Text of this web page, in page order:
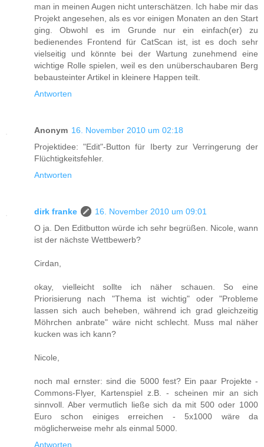
man in meinen Augen nicht unterschätzen. Ich habe mir das
Projekt angesehen, als es vor einigen Monaten an den Start
ging. Obwohl es im Grunde nur ein einfach(er) zu
bedienendes Frontend für CatScan ist, ist es doch sehr
vielseitig und könnte bei der Wartung zunehmend eine
wichtige Rolle spielen, weil es den unüberschaubaren Berg
bebausteinter Artikel in kleinere Happen teilt.
Antworten
Anonym 16. November 2010 um 02:18
Projektidee: "Edit"-Button für Iberty zur Verringerung der
Flüchtigkeitsfehler.
Antworten
dirk franke
16. November 2010 um 09:01
O ja. Den Editbutton würde ich sehr begrüßen. Nicole, wann
ist der nächste Wettbewerb?
Cirdan,
okay, vielleicht sollte ich näher schauen. So eine
Priorisierung nach "Thema ist wichtig" oder "Probleme
lassen sich auch beheben, während ich grad gleichzeitig
Möhrchen anbrate" wäre nicht schlecht. Muss mal näher
kucken was ich kann?
Nicole,
noch mal ernster: sind die 5000 fest? Ein paar Projekte -
Commons-Flyer, Kartenspiel z.B. - scheinen mir an sich
sinnvoll. Aber vermutlich ließe sich da mit 500 oder 1000
Euro schon einiges erreichen - 5x1000 wäre da
möglicherweise mehr als einmal 5000.
Antworten